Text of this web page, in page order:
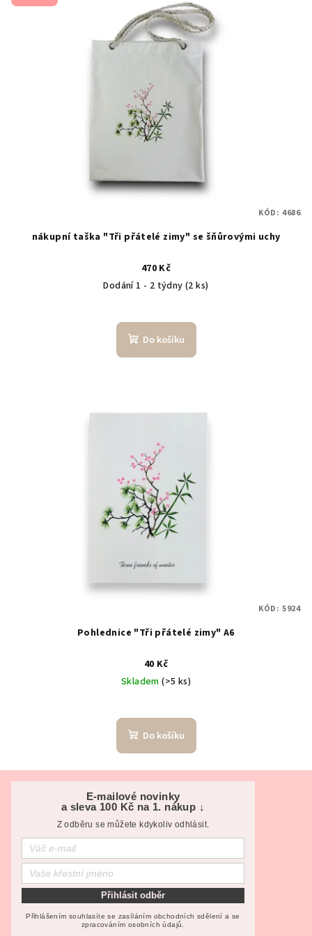
nákupní taška "Tři přátelé zimy" se šňůrovými uchy
470 Kč
Dodání 1 - 2 týdny(2 ks)
Do košíku
KÓD: 4686
Pohlednice "Tři přátelé zimy" A6
40 Kč
Skladem(>5 ks)
Do košíku
KÓD: 5924
E-mailové novinky
a sleva 100 Kč na 1. nákup ↓
Z odběru se můžete kdykoliv odhlásit.
Přihlásit odběr
Přihlášením souhlasíte se zasíláním obchodních sdělení a se
zpracováním osobních údajů.